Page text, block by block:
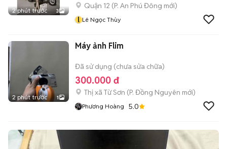
2 phút trước 3
Quận 12 (P. An Phú Đông mới)
l Lê Ngọc Thùy
2 phút trước 1
Máy ảnh Flim
Đã sử dụng (chưa sửa chữa)
300.000 đ
Thị xã Từ Sơn (P. Đồng Nguyên mới)
Phương Hoàng 5.0